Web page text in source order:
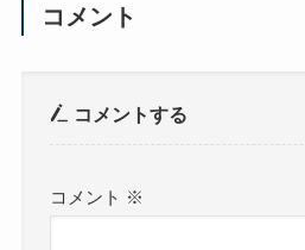
コメント
コメントする
コメント ※